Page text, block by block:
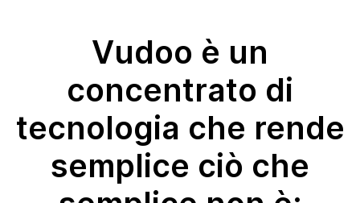
Vudoo è un
concentrato di
tecnologia che rende
semplice ciò che